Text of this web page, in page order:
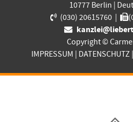
10777 Berlin
(030) 20615760|
Copyright ©
IMPRESSUM
DATENSCHUTZ